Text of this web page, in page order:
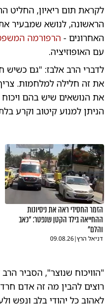
לקראת תום ריאיון, החליט
הראשונה, לנושא שמבעיר
האחרונים - הרפורמה
עם האופוזיציה.
לדברי הרב אלבז: "גם כשיש
את זה חלילה למלחמות.
את הנושאים שיש בהם
הניתן למנוע קיטוב וקרע
הזמר החסידי ראה את ניסיונות
ההחייאה בילד הקטן שנפטר: "כאב
והלם"
דניאל הרץ|
09.08.26
"הוויכוח שנוצר", הסביר
רוצים להבין מה זה אדם
לאהוב כל יהודי בלב ונפש